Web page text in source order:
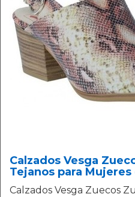
Calzados Vesga
Tejanos para Mujeres
Calzados Vesga Zuecos